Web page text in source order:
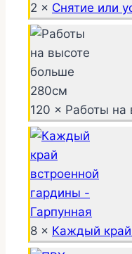
2 × Снятие или
120 × Работы на
8 × Каждый край